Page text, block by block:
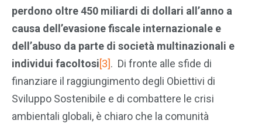
perdono oltre 450 miliardi di dollari all’anno a
causa dell’evasione fiscale internazionale e
dell’abuso da parte di società multinazionali e
individui facoltosi[3]. Di fronte alle sfide di
finanziare il raggiungimento degli Obiettivi di
Sviluppo Sostenibile e di combattere le crisi
ambientali globali, è chiaro che la comunità